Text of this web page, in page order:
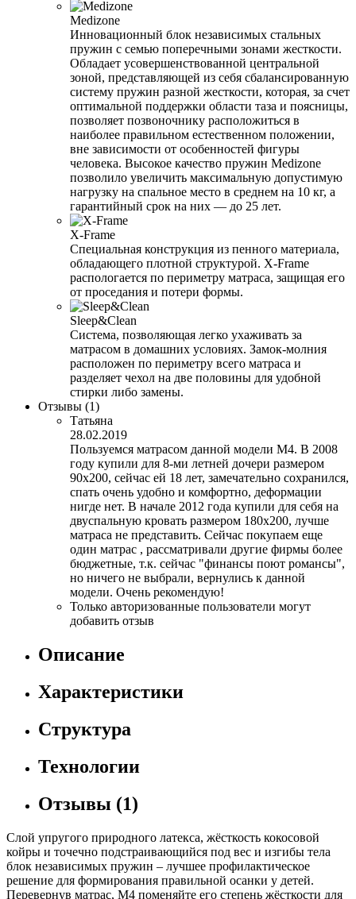
Medizone
Инновационный блок независимых стальных
пружин с семью поперечными зонами жесткости.
Обладает усовершенствованной центральной
зоной, представляющей из себя сбалансированную
систему пружин разной жесткости, которая, за счет
оптимальной поддержки области таза и поясницы,
позволяет позвоночнику расположиться в
наиболее правильном естественном положении,
вне зависимости от особенностей фигуры
человека. Высокое качество пружин Medizone
позволило увеличить максимальную допустимую
нагрузку на спальное место в среднем на 10 кг, а
гарантийный срок на них — до 25 лет.
X-Frame
Специальная конструкция из пенного материала,
обладающего плотной структурой. X-Frame
распологается по периметру матраса, защищая его
от проседания и потери формы.
Sleep&Clean
Система, позволяющая легко ухаживать за
матрасом в домашних условиях. Замок-молния
расположен по периметру всего матраса и
разделяет чехол на две половины для удобной
стирки либо замены.
Отзывы (1)
Татьяна
28.02.2019
Пользуемся матрасом данной модели М4. В 2008
году купили для 8-ми летней дочери размером
90х200, сейчас ей 18 лет, замечательно сохранился,
спать очень удобно и комфортно, деформации
нигде нет. В начале 2012 года купили для себя на
двуспальную кровать размером 180х200, лучше
матраса не представить. Сейчас покупаем еще
один матрас , рассматривали другие фирмы более
бюджетные, т.к. сейчас "финансы поют романсы",
но ничего не выбрали, вернулись к данной
модели. Очень рекомендую!
Только авторизованные пользователи могут
добавить отзыв
Описание
Характеристики
Структура
Технологии
Отзывы (1)
Слой упругого природного латекса, жёсткость кокосовой
койры и точечно подстраивающийся под вес и изгибы тела
блок независимых пружин – лучшее профилактическое
решение для формирования правильной осанки у детей.
Перевернув матрас, M4 поменяйте его степень жёсткости для